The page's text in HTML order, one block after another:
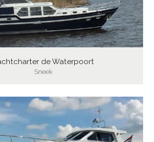
de Waterpoort
Sneek